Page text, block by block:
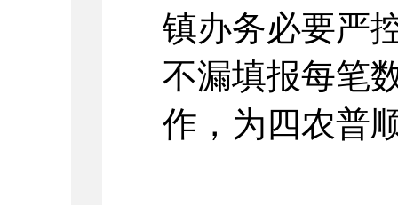
镇办务必要严
不漏填报每笔
作，为四农普